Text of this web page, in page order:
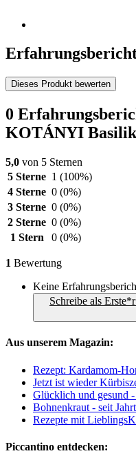
Dieses Produkt bewerten
0
KOTÁNYI
5,0 von 5 Sternen
5 Sterne 1 (100%)
4 Sterne 0 (0%)
3 Sterne 0 (0%)
2 Sterne 0 (0%)
1 Stern
0 (0%)
1 Bewertung
Keine
Schreibe als
Aus unserem Magazin:
Rezept: Kardamom-
Jetzt ist wieder
Glücklich und gesund
Bohnenkraut - seit
Rezepte mit
Piccantino entdecken: